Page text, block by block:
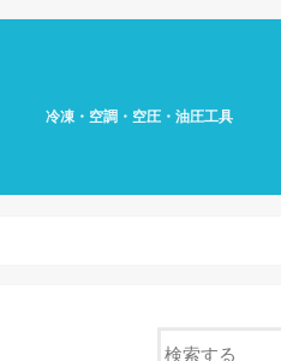
冷凍・空調・空圧・油圧工具